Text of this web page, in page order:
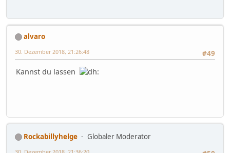
alvaro
#49
30. Dezember 2018, 21:26:48
Kannst du lassen
Rockabillyhelge
Globaler Moderator